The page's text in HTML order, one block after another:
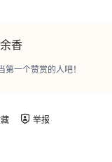
香
一个赞赏的人吧！
举报